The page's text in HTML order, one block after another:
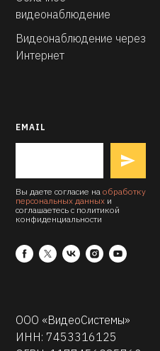
видеонаблюдение
Видеонаблюдение через
Интернет
EMAIL
Вы даете согласие на обработку
персональных данных и
соглашаетесь с политикой
конфиденциальности
ООО «ВидеоСистемы»
ИНН: 7453316125